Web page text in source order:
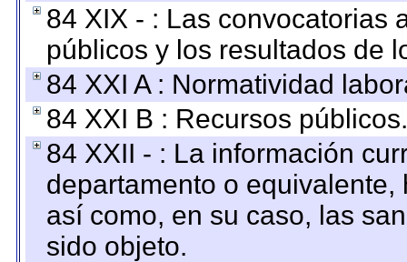
84 XIX - : Las convocatorias
públicos y los resultados de
84 XXI A : Normatividad
84 XXI B : Recursos públicos.
84 XXII - : La información
departamento o
así como, en su caso, las
sido objeto.